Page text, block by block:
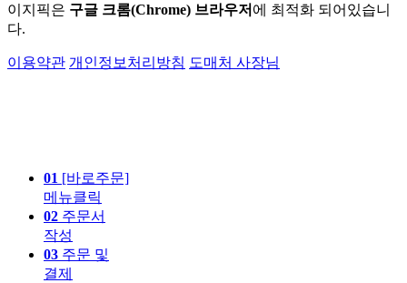
이지픽은 구글 크롬(Chrome) 브라우저 에 최적화 되어있습니
다.
이용약관 개인정보처리방침 도매처 사장님
01 [바로주문]
메뉴클릭
02 주문서
작성
03 주문 및
결제